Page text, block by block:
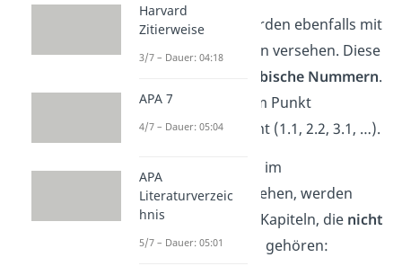
DieUnterkapitel
werden ebenfalls mit
arabischen Nummern versehen. Diese
zwei arabische Nummern.
Sie werden mit einem Punkt
voneinander getrennt (1.1, 2.2, 3.1, …).
Nicht alle Kapitel, die im
Inhaltsverzeichnis stehen, werden
nummeriert. Zu den Kapiteln, die nicht
nummeriert werden, gehören:
Harvard
Zitierweise
3/7 – Dauer: 04:18
APA 7
4/7 – Dauer: 05:04
APA
Literaturverzeic
hnis
5/7 – Dauer: 05:01